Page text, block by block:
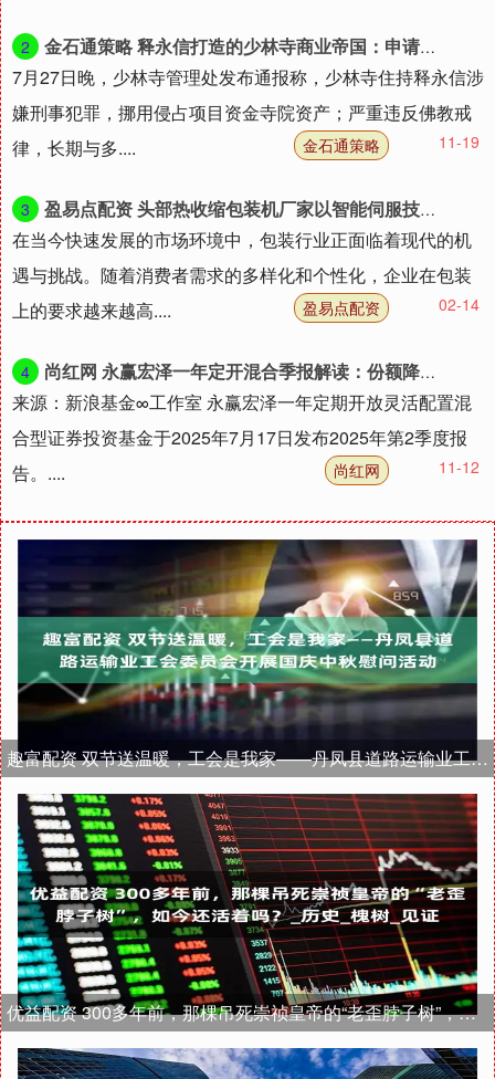
2
金石通策略 释永信打造的少林寺商业帝国：申请商标超700个 4.5亿元拿地进军房地产
7月27日晚，少林寺管理处发布通报称，少林寺住持释永信涉
嫌刑事犯罪，挪用侵占项目资金寺院资产；严重违反佛教戒
律，长期与多....
11-19
金石通策略
3
盈易点配资 头部热收缩包装机厂家以智能伺服技术助力企业制胜包装新时代_双诚_设备_市场
在当今快速发展的市场环境中，包装行业正面临着现代的机
遇与挑战。随着消费者需求的多样化和个性化，企业在包装
上的要求越来越高....
02-14
盈易点配资
4
尚红网 永赢宏泽一年定开混合季报解读：份额降18.37%，净值涨4.47%_基金_业绩_预期
来源：新浪基金∞工作室 永赢宏泽一年定期开放灵活配置混
合型证券投资基金于2025年7月17日发布2025年第2季度报
告。....
11-12
尚红网
趣富配资 双节送温暖，工会是我家——丹凤县道路运输业工会委员会开展国庆中秋慰问活动
优益配资 300多年前，那棵吊死崇祯皇帝的“老歪脖子树”，如今还活着吗？_历史_槐树_见证